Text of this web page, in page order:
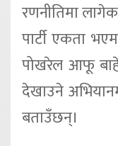
रणनीतिमा
पार्टी एकता
पोखरेल आफू
देखाउने
बताउँछन्।